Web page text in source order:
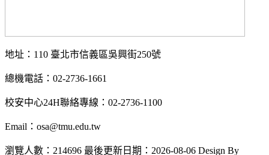
地址：110 臺北市信義區吳興街250號
總機電話：02-2736-1661
校安中心24H聯絡專線：02-2736-1100
Email：osa@tmu.edu.tw
瀏覽人數：214696 最後更新日期：2026-08-06 Design By